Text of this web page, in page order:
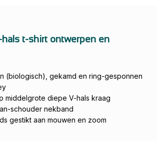
t-shirt ontwerpen en
(biologisch), gekamd en ring-gesponnen
middelgrote diepe V-hals kraag
schouder nekband
gestikt aan mouwen en zoom